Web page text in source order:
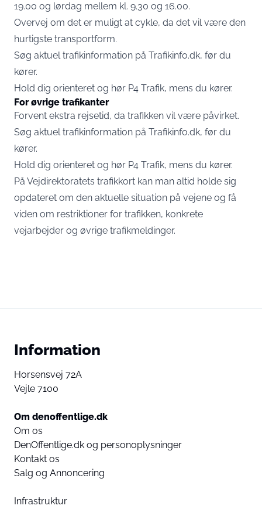
19.00 og lørdag mellem kl. 9.30 og 16.00.
Overvej om det er muligt at cykle, da det vil være den
hurtigste transportform.
Søg aktuel trafikinformation på Trafikinfo.dk, før du
kører.
Hold dig orienteret og hør P4 Trafik, mens du kører.
For øvrige trafikanter
Forvent ekstra rejsetid, da trafikken vil være påvirket.
Søg aktuel trafikinformation på Trafikinfo.dk, før du
kører.
Hold dig orienteret og hør P4 Trafik, mens du kører.
På Vejdirektoratets trafikkort kan man altid holde sig
opdateret om den aktuelle situation på vejene og få
viden om restriktioner for trafikken, konkrete
vejarbejder og øvrige trafikmeldinger.
Information
Horsensvej 72A
Vejle 7100
Om denoffentlige.dk
Om os
DenOffentlige.dk og personoplysninger
Kontakt os
Salg og Annoncering
Infrastruktur